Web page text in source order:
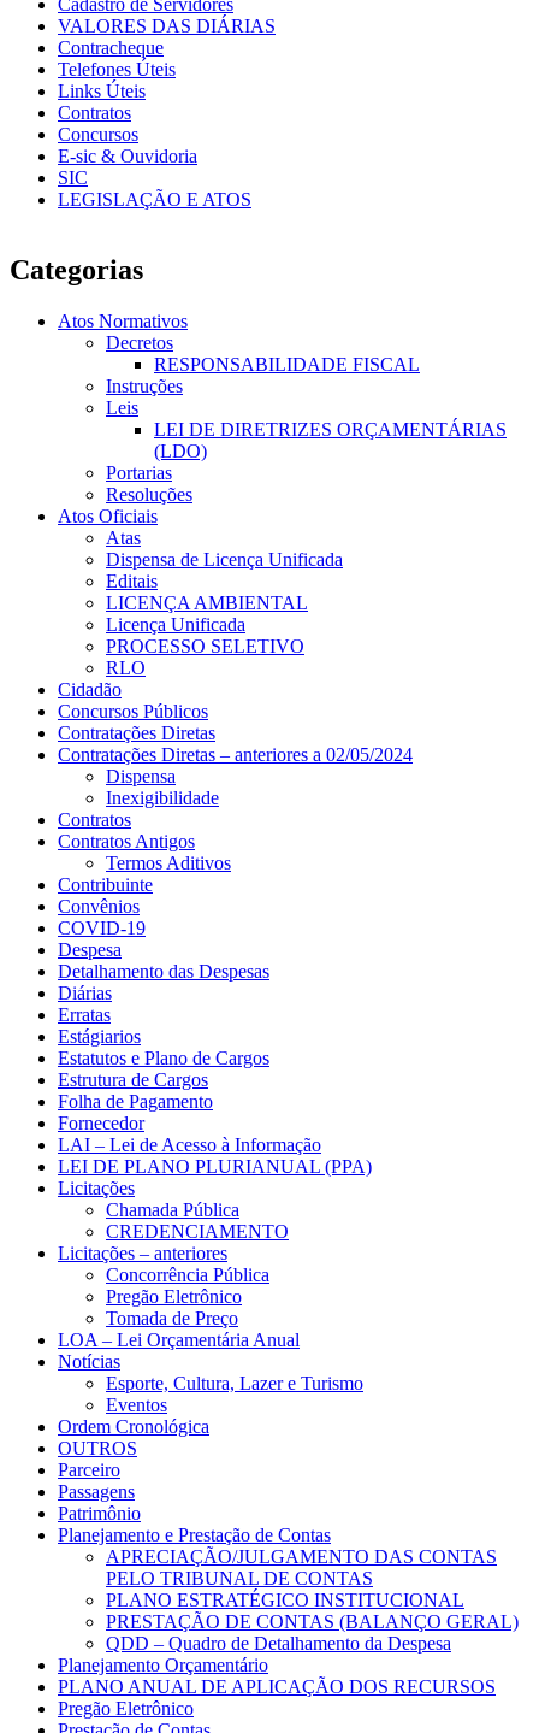
VALORES DAS DIÁRIAS
Contracheque
Telefones Úteis
Links Úteis
Contratos
Concursos
E-sic & Ouvidoria
SIC
LEGISLAÇÃO E ATOS
Categorias
Atos Normativos
Decretos
RESPONSABILIDADE FISCAL
Instruções
Leis
LEI DE DIRETRIZES ORÇAMENTÁRIAS
(LDO)
Portarias
Resoluções
Atos Oficiais
Atas
Dispensa de Licença Unificada
Editais
LICENÇA AMBIENTAL
Licença Unificada
PROCESSO SELETIVO
RLO
Cidadão
Concursos Públicos
Contratações Diretas
Contratações Diretas – anteriores a 02/05/2024
Dispensa
Inexigibilidade
Contratos
Contratos Antigos
Termos Aditivos
Contribuinte
Convênios
COVID-19
Despesa
Detalhamento das Despesas
Diárias
Erratas
Estágiarios
Estatutos e Plano de Cargos
Estrutura de Cargos
Folha de Pagamento
Fornecedor
LAI – Lei de Acesso à Informação
LEI DE PLANO PLURIANUAL (PPA)
Licitações
Chamada Pública
CREDENCIAMENTO
Licitações – anteriores
Concorrência Pública
Pregão Eletrônico
Tomada de Preço
LOA – Lei Orçamentária Anual
Notícias
Esporte, Cultura, Lazer e Turismo
Eventos
Ordem Cronológica
OUTROS
Parceiro
Passagens
Patrimônio
Planejamento e Prestação de Contas
APRECIAÇÃO/JULGAMENTO DAS CONTAS
PELO TRIBUNAL DE CONTAS
PLANO ESTRATÉGICO INSTITUCIONAL
PRESTAÇÃO DE CONTAS (BALANÇO GERAL)
QDD – Quadro de Detalhamento da Despesa
Planejamento Orçamentário
PLANO ANUAL DE APLICAÇÃO DOS RECURSOS
Pregão Eletrônico